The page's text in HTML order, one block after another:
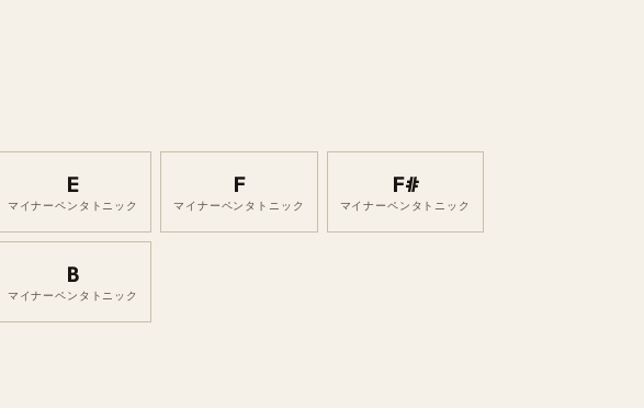
E
マイナーペンタトニック
F
マイナーペンタトニック
F#
マイナーペンタトニック
B
マイナーペンタトニック